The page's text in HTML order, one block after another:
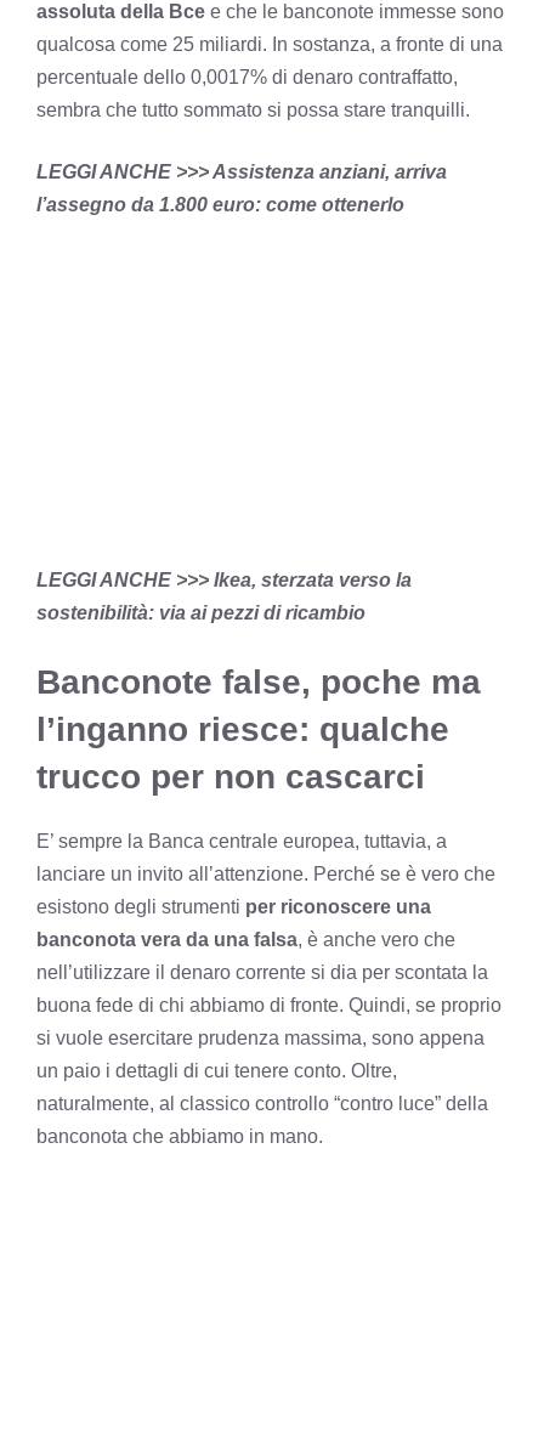
assoluta della Bce e che le banconote immesse sono
qualcosa come 25 miliardi. In sostanza, a fronte di una
percentuale dello 0,0017% di denaro contraffatto,
sembra che tutto sommato si possa stare tranquilli.
LEGGI ANCHE >>>Assistenza anziani, arriva
l’assegno da 1.800 euro: come ottenerlo
LEGGI ANCHE >>> Ikea, sterzata verso la
sostenibilità: via ai pezzi di ricambio
Banconote false, poche ma
l’inganno riesce: qualche
trucco per non cascarci
E’ sempre la Banca centrale europea, tuttavia, a
lanciare un invito all’attenzione. Perché se è vero che
esistono degli strumenti per riconoscere una
banconota vera da una falsa, è anche vero che
nell’utilizzare il denaro corrente si dia per scontata la
buona fede di chi abbiamo di fronte. Quindi, se proprio
si vuole esercitare prudenza massima, sono appena
un paio i dettagli di cui tenere conto. Oltre,
naturalmente, al classico controllo “contro luce” della
banconota che abbiamo in mano.